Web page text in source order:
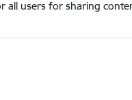
all users for sharing